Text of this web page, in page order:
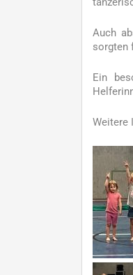
Auch
sorgten
Ein
Weitere